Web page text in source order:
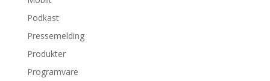
Podkast
Pressemelding
Produkter
Programvare